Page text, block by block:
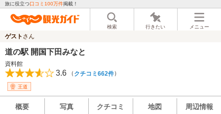
旅に役立つ口コミ100万件掲載！
検索 行きたい メニュー
ゲスト さん
道の駅 開国下田みなと
資料館
3.6 （ クチコミ662件）
王道
概要 写真 クチコミ 地図 周辺情報